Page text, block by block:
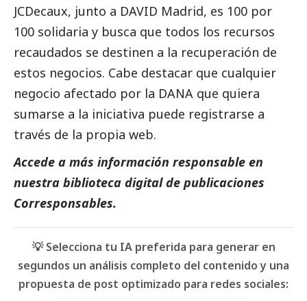
JCDecaux, junto a DAVID Madrid, es 100 por
100 solidaria y busca que todos los recursos
recaudados se destinen a la recuperación de
estos negocios. Cabe destacar que cualquier
negocio afectado por la DANA que quiera
sumarse a la iniciativa puede registrarse a
través de la propia web.
Accede a más información responsable en
nuestra biblioteca digital de publicaciones
Corresponsables.
💡 Selecciona tu IA preferida para generar en
segundos un análisis completo del contenido y una
propuesta de post optimizado para redes sociales: